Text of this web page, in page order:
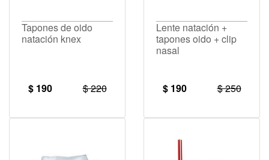
Tapones de oido
natación knex
$ 190 $ 220
Lente natación +
tapones oido + clip
nasal
$ 190 $ 250